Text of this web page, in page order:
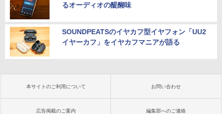
るオーディオの醍醐味
SOUNDPEATSのイヤカフ型イヤフォン「UU2
イヤーカフ」をイヤカフマニアが語る
本サイトのご利用について お問い合わせ
広告掲載のご案内 編集部へのご連絡